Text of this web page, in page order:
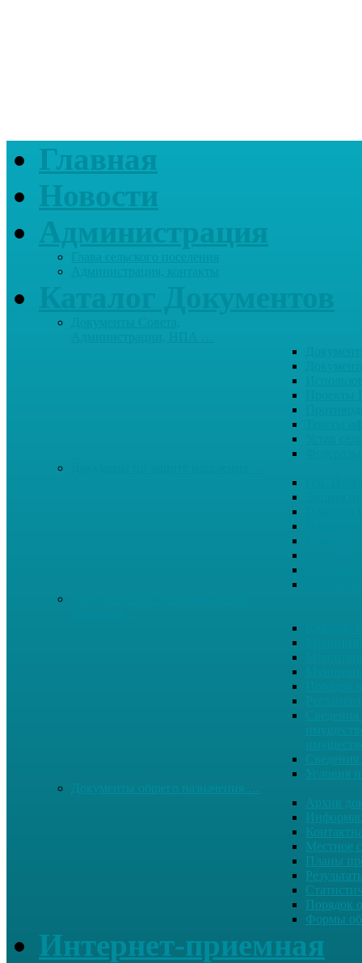
Главная
Новости
Администрация
Архив
Местное
Планы
Порядок
Формы
Интернет-приемная